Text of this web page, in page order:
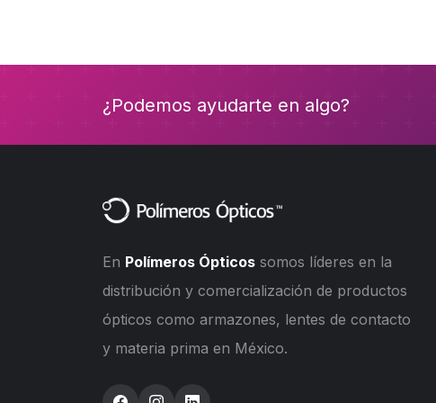
¿Podemos ayudarte en algo?
En Polímeros Ópticos somos líderes en la
distribución y comercialización de productos
ópticos como armazones, lentes de contacto
y materia prima en México.